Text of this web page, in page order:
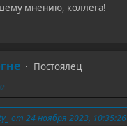
мнению, коллега!
Постоялец
от 24 ноября 2023, 10:35:26